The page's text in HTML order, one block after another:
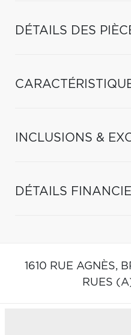
DÉTAILS DES
INCLUSIONS &
DÉTAILS
1610 RUE AGNÈS,
RUES